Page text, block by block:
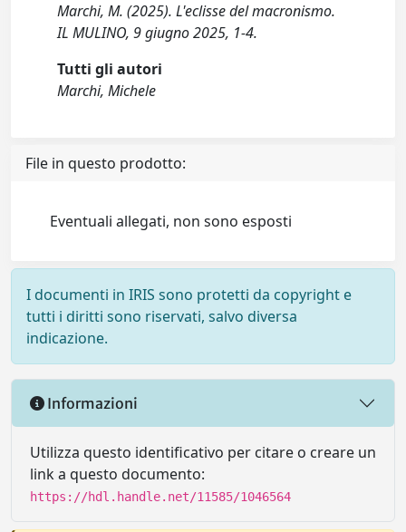
Marchi, M. (2025). L'eclisse del macronismo.
IL MULINO, 9 giugno 2025, 1-4.
Tutti gli autori
Marchi, Michele
File in questo prodotto:
Eventuali allegati, non sono esposti
I documenti in IRIS sono protetti da copyright e
tutti i diritti sono riservati, salvo diversa
indicazione.
Informazioni
Utilizza questo identificativo per citare o creare un
link a questo documento:
https://hdl.handle.net/11585/1046564